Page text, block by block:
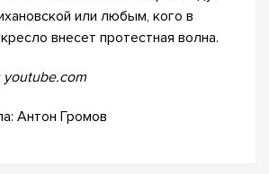
или любым, кого в
внесет протестная волна.
youtube.com
Антон Громов